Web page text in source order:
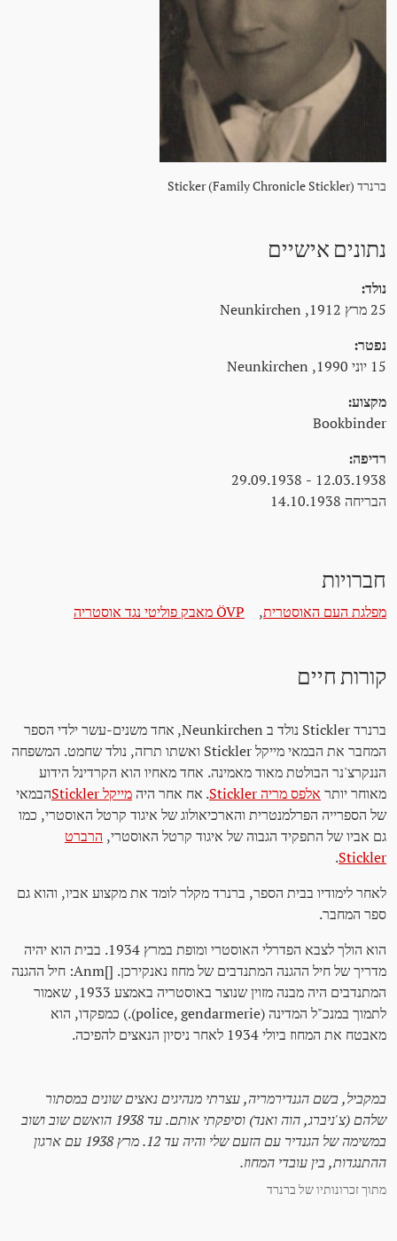
ברנרד Sticker (Family Chronicle Stickler)
נתונים אישיים
נולד:
25 מרץ 1912, Neunkirchen
נפטר:
15 יוני 1990, Neunkirchen
מקצוע:
Bookbinder
רדיפה:
12.03.1938 - 29.09.1938
הבריחה 14.10.1938
חברויות
מפלגת העם האוסטרית, ÖVP מאבק פוליטי נגד אוסטריה
קורות חיים
ברנרד Stickler נולד ב Neunkirchen, אחד משנים-עשר ילדי הספר
המחבר את הבמאי מייקל Stickler ואשתו תרזה, נולד שחמט. המשפחה
הננקרצ'נר הבולטת מאוד מאמינה. אחד מאחיו הוא הקרדינל הידוע
מאוחר יותר אלפס מריה Stickler . אח אחר היהמייקל Stickler
הבמאי
של הספרייה הפרלמנטרית והארכיאולוג של איגוד קרטל האוסטרי, כמו
גם אביו של התפקיד הגבוה של איגוד קרטל האוסטרי, הרברט
Stickler
.
לאחר לימודיו בבית הספר, ברנרד מקלר לומד את מקצוע אביו, והוא גם
ספר המחבר.
הוא הולך לצבא הפדרלי האוסטרי ומופת במרץ 1934. בבית הוא יהיה
מדריך של חיל ההגנה המתנדבים של מחוז נאנקירכן. []Anm: חיל ההגנה
המתנדבים היה מבנה מזוין שנוצר באוסטריה באמצע 1933, שאמור
לתמוך במנכ"ל המדינה (police, gendarmerie).) כמפקדו, הוא
מאבטח את המחוז ביולי 1934 לאחר ניסיון הנאצים להפיכה.
במקביל, בשם הגנדירמריה, עצרתי מנהיגים נאצים שונים במסתור
שלהם (צ'ניברג, הוה ואנד) וסיפקתי אותם. עד 1938 הואשם שוב ושוב
במשימה של הגנדיר עם הזעם שלי והיה עד 12. מרץ 1938 עם ארגון
ההתנגדות, בין עובדי המחוז.
מתוך זכרונותיו של ברנרד